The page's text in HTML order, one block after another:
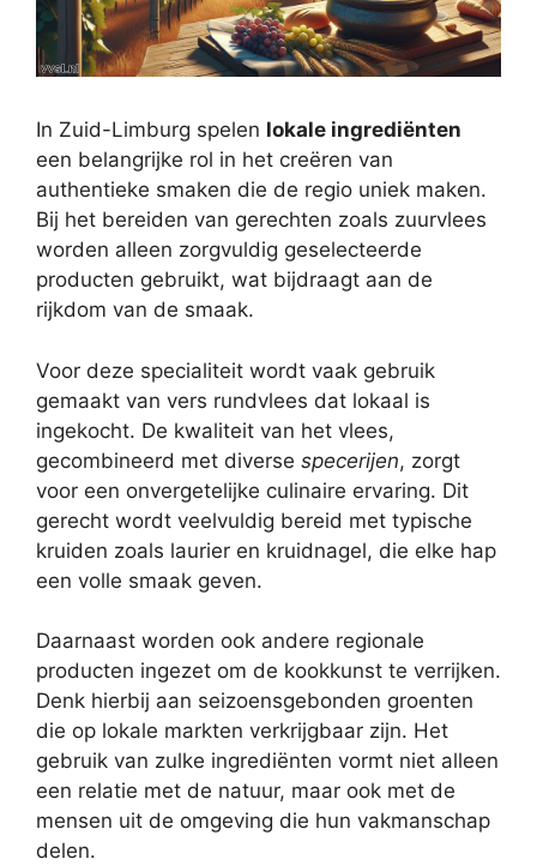
In Zuid-Limburg spelen lokale ingrediënten
een belangrijke rol in het creëren van
authentieke smaken die de regio uniek maken.
Bij het bereiden van gerechten zoals zuurvlees
worden alleen zorgvuldig geselecteerde
producten gebruikt, wat bijdraagt aan de
rijkdom van de smaak.
Voor deze specialiteit wordt vaak gebruik
gemaakt van vers rundvlees dat lokaal is
ingekocht. De kwaliteit van het vlees,
gecombineerd met diverse specerijen, zorgt
voor een onvergetelijke culinaire ervaring. Dit
gerecht wordt veelvuldig bereid met typische
kruiden zoals laurier en kruidnagel, die elke hap
een volle smaak geven.
Daarnaast worden ook andere regionale
producten ingezet om de kookkunst te verrijken.
Denk hierbij aan seizoensgebonden groenten
die op lokale markten verkrijgbaar zijn. Het
gebruik van zulke ingrediënten vormt niet alleen
een relatie met de natuur, maar ook met de
mensen uit de omgeving die hun vakmanschap
delen.